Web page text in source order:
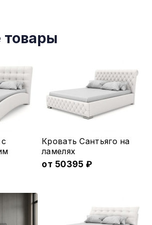
товары
Этот
товар
имеет
Кровать Сантьяго на
ламеляx
от 50395 ₽